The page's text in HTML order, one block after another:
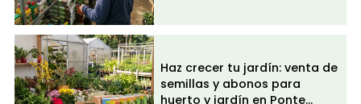
Piensos y cuidado de mascotas
Plantas de exterior y huerto
Plantas de interior y decoración del hogar
Haz crecer tu jardín: venta de
semillas y abonos para
huerto y jardín en Ponte